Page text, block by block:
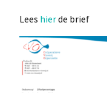
Lees hierde brief